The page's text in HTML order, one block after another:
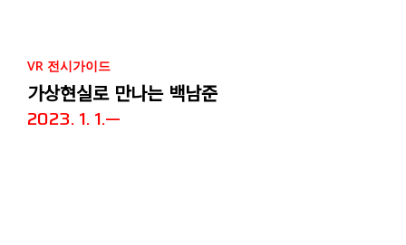
VR 전시가이드
가상현실로 만나는 백남준
2023. 1. 1.—